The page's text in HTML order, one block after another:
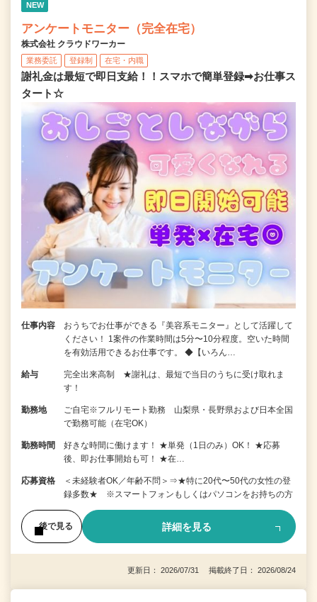
NEW
アンケートモニター（完全在宅）
株式会社 クラウドワーカー
業務委託 登録制 在宅・内職
謝礼金は最短で即日支給！！スマホで簡単登録➡お仕事ス
タート☆
仕事内容
おうちでお仕事ができる『美容系モニター』として活躍して
ください！ 1案件の作業時間は5分〜10分程度。空いた時間
を有効活用できるお仕事です。 ◆【いろん…
給与
完全出来高制 ★謝礼は、最短で当日のうちに受け取れま
す！
勤務地
ご自宅※フルリモート勤務 山梨県・長野県および日本全国
で勤務可能（在宅OK）
勤務時間
好きな時間に働けます！ ★単発（1日のみ）OK！ ★応募
後、即お仕事開始も可！ ★在…
応募資格
＜未経験者OK／年齢不問＞⇒★特に20代〜50代の女性の登
録多数★ ※スマートフォンもしくはパソコンをお持ちの方
後で見る 詳細を見る
更新日： 2026/07/31 掲載終了日： 2026/08/24